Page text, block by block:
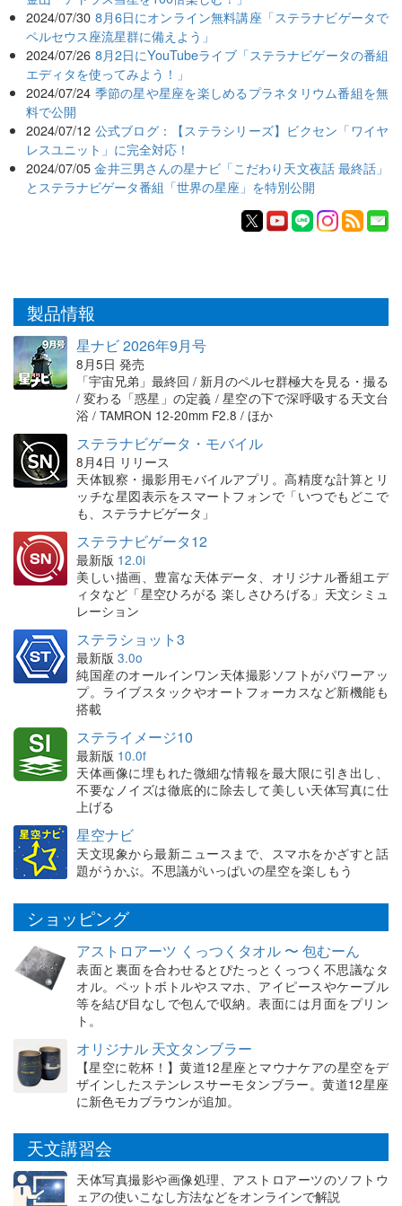
2024/07/30 8月6日にオンライン無料講座「ステラナビゲータで
ペルセウス座流星群に備えよう」
2024/07/26 8月2日にYouTubeライブ「ステラナビゲータの番組
エディタを使ってみよう！」
2024/07/24 季節の星や星座を楽しめるプラネタリウム番組を無
料で公開
2024/07/12 公式ブログ：【ステラシリーズ】ビクセン「ワイヤ
レスユニット」に完全対応！
2024/07/05 金井三男さんの星ナビ「こだわり天文夜話 最終話」
とステラナビゲータ番組「世界の星座」を特別公開
製品情報
星ナビ 2026年9月号
8月5日 発売
「宇宙兄弟」最終回 / 新月のペルセ群極大を見る・撮る
/ 変わる「惑星」の定義 / 星空の下で深呼吸する天文台
浴 / TAMRON 12-20mm F2.8 / ほか
ステラナビゲータ・モバイル
8月4日 リリース
天体観察・撮影用モバイルアプリ。高精度な計算とリ
ッチな星図表示をスマートフォンで「いつでもどこで
も、ステラナビゲータ」
ステラナビゲータ12
最新版 12.0i
美しい描画、豊富な天体データ、オリジナル番組エデ
ィタなど「星空ひろがる 楽しさひろげる」天文シミュ
レーション
ステラショット3
最新版 3.0o
純国産のオールインワン天体撮影ソフトがパワーアッ
プ。ライブスタックやオートフォーカスなど新機能も
搭載
ステライメージ10
最新版 10.0f
天体画像に埋もれた微細な情報を最大限に引き出し、
不要なノイズは徹底的に除去して美しい天体写真に仕
上げる
星空ナビ
天文現象から最新ニュースまで、スマホをかざすと話
題がうかぶ。不思議がいっぱいの星空を楽しもう
ショッピング
アストロアーツ くっつくタオル 〜 包むーん
表面と裏面を合わせるとぴたっとくっつく不思議なタ
オル。ペットボトルやスマホ、アイピースやケーブル
等を結び目なしで包んで収納。表面には月面をプリン
ト。
オリジナル 天文タンブラー
【星空に乾杯！】黄道12星座とマウナケアの星空をデ
ザインしたステンレスサーモタンブラー。黄道12星座
に新色モカブラウンが追加。
天文講習会
天体写真撮影や画像処理、アストロアーツのソフトウ
ェアの使いこなし方法などをオンラインで解説